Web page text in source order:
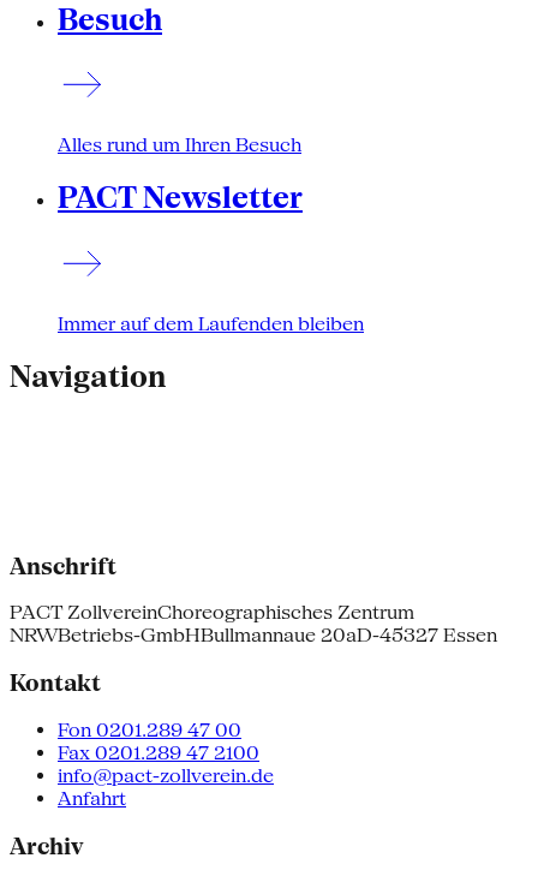
Besuch
Alles rund um Ihren Besuch
PACT Newsletter
Immer auf dem Laufenden bleiben
Navigation
Anschrift
PACT ZollvereinChoreographisches Zentrum
NRWBetriebs-GmbHBullmannaue 20aD-45327 Essen
Kontakt
Fon 0201.289 47 00
Fax 0201.289 47 2100
info@pact-zollverein.de
Anfahrt
Archiv